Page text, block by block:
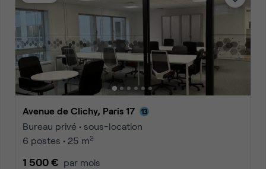
Avenue de Clichy, Paris 17
Bureau privé • sous-location
6 postes • 25 m2
1 500 € par mois